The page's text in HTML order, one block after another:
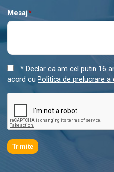
*
Mesaj
* Declar ca am cel putin 16
acord cu Politica de prelucrare a
Trimite